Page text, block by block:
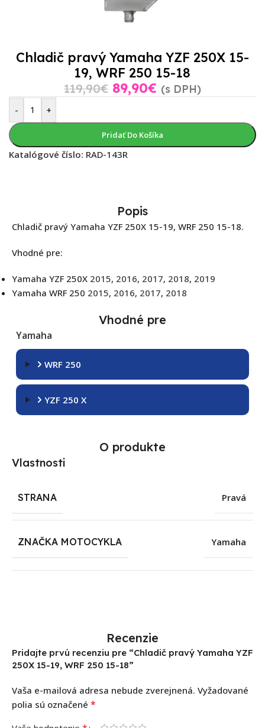
Chladič pravý Yamaha YZF 250X 15-
19, WRF 250 15-18
119,90€ 89,90€ (s DPH)
- +
Pridať Do Košíka
Katalógové číslo: RAD-143R
Popis
Chladič pravý Yamaha YZF 250X 15-19, WRF 250 15-18.
Vhodné pre:
Yamaha YZF 250X 2015, 2016, 2017, 2018, 2019
Yamaha WRF 250 2015, 2016, 2017, 2018
Vhodné pre
Yamaha
WRF 250
YZF 250 X
O produkte
Vlastnosti
STRANA Pravá
ZNAČKA MOTOCYKLA Yamaha
Recenzie
Pridajte prvú recenziu pre “Chladič pravý Yamaha YZF
250X 15-19, WRF 250 15-18”
Vaša e-mailová adresa nebude zverejnená. Vyžadované
polia sú označené *